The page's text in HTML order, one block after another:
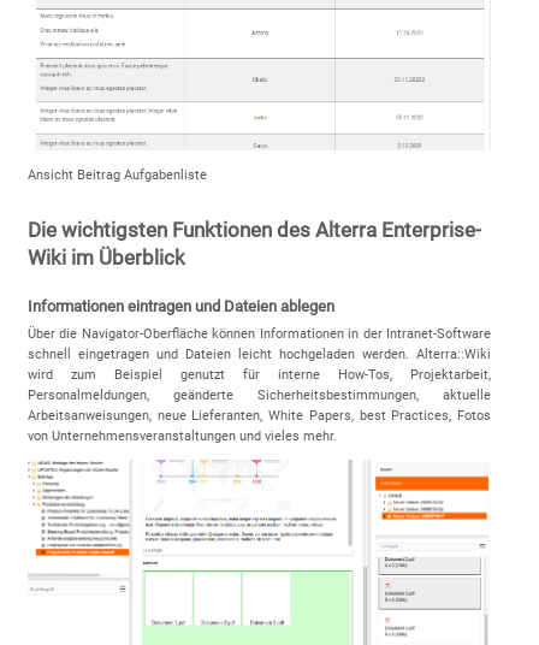
Ansicht Beitrag Aufgabenliste
Die wichtigsten Funktionen des Alterra Enterprise-
Wiki im Überblick
Informationen eintragen und Dateien ablegen
Über die Navigator-Oberfläche können Informationen in der Intranet-Software
schnell eingetragen und Dateien leicht hochgeladen werden. Alterra::Wiki
wird zum Beispiel genutzt für interne How-Tos, Projektarbeit,
Personalmeldungen, geänderte Sicherheitsbestimmungen, aktuelle
Arbeitsanweisungen, neue Lieferanten, White Papers, best Practices, Fotos
von Unternehmensveranstaltungen und vieles mehr.